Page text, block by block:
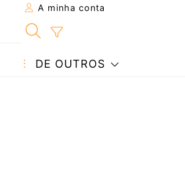
A minha conta
DE OUTROS